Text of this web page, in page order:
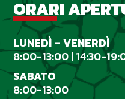
ORARI
LUNEDÌ– VENERDÌ
8:00-13:00 | 14:30-
SABATO
8:00-13:00